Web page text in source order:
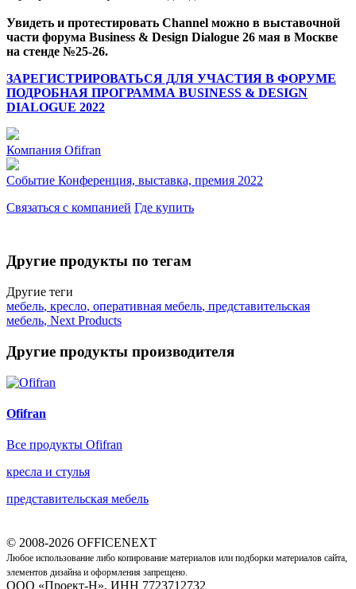
Увидеть и протестировать Channel можно в выставочной
части форума Business & Design Dialogue 26 мая в Москве
на стенде №25-26.
ЗАРЕГИСТРИРОВАТЬСЯ ДЛЯ УЧАСТИЯ В ФОРУМЕ
ПОДРОБНАЯ ПРОГРАММА BUSINESS & DESIGN
DIALOGUE 2022
Компания Ofifran
Событие Конференция, выставка, премия 2022
Связаться с компанией Где купить
Другие продукты по тегам
Другие теги
мебель, кресло, оперативная мебель, представительская
мебель, Next Products
Другие продукты производителя
Ofifran
Все продукты Ofifran
кресла и стулья
представительская мебель
© 2008-2026 OFFICENEXT
Любое использование либо копирование материалов или подборки материалов сайта,
элементов дизайна и оформления запрещено.
ООО «Проект-Н», ИНН 7723712732